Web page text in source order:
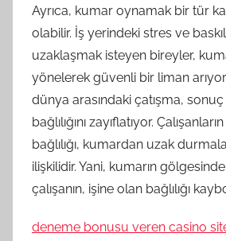
Ayrıca, kumar oynamak bir tür
olabilir. İş yerindeki stres ve
uzaklaşmak isteyen bireyler,
yönelerek güvenli bir liman
dünya arasındaki çatışma,
bağlılığını zayıflatıyor.
bağlılığı, kumardan uzak
ilişkilidir. Yani, kumarın
çalışanın, işine olan bağlılığı
deneme bonusu veren casino